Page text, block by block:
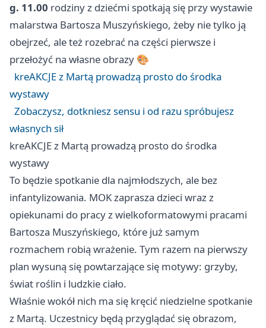
g. 11.00 rodziny z dziećmi spotkają się przy wystawie
malarstwa Bartosza Muszyńskiego, żeby nie tylko ją
obejrzeć, ale też rozebrać na części pierwsze i
przełożyć na własne obrazy 🎨
kreAKCJE z Martą prowadzą prosto do środka
wystawy
Zobaczysz, dotkniesz sensu i od razu spróbujesz
własnych sił
kreAKCJE z Martą prowadzą prosto do środka
wystawy
To będzie spotkanie dla najmłodszych, ale bez
infantylizowania. MOK zaprasza dzieci wraz z
opiekunami do pracy z wielkoformatowymi pracami
Bartosza Muszyńskiego, które już samym
rozmachem robią wrażenie. Tym razem na pierwszy
plan wysuną się powtarzające się motywy: grzyby,
świat roślin i ludzkie ciało.
Właśnie wokół nich ma się kręcić niedzielne spotkanie
z Martą. Uczestnicy będą przyglądać się obrazom,